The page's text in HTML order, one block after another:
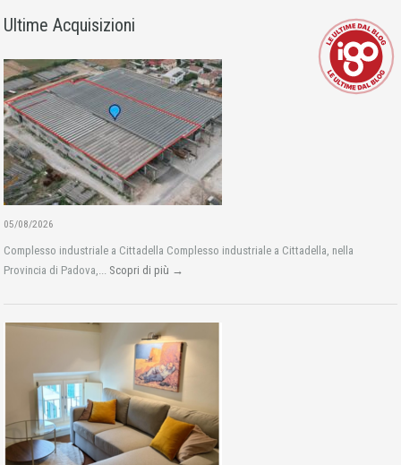
Ultime Acquisizioni
05/08/2026
Complesso industriale a Cittadella Complesso industriale a Cittadella, nella
Provincia di Padova,... Scopri di più →